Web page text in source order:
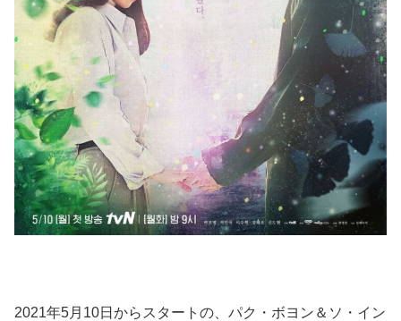
2021年5月10日からスタートの、パク・ボヨン＆ソ・イン